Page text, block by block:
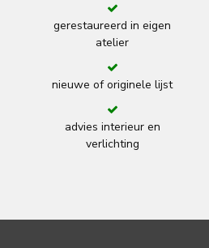
gerestaureerd in eigen
atelier
nieuwe of originele lijst
advies interieur en
verlichting